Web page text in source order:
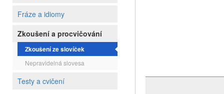
Fráze a idiomy
Zkoušení a procvičování
Zkoušení ze slovíček
Nepravidelná slovesa
Testy a cvičení